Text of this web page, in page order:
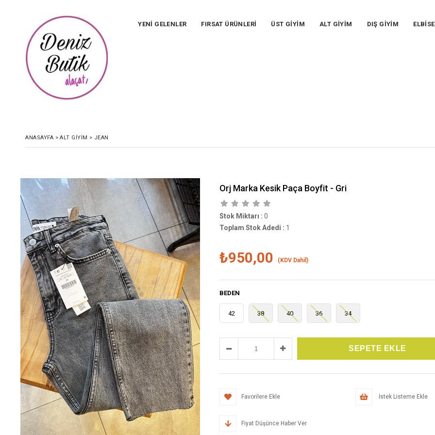
YENİ GELENLER FIRSAT ÜRÜNLERİ ÜST GİYİM ALT GİYİM DIŞ GİYİM ELBİSE
ANASAYFA > ALT GİYİM > JEAN
Orj Marka Kesik Paça Boyfit - Gri
Stok Miktarı : 0
Toplam Stok Adedi : 1
₺950,00 (KDV Dahil)
BEDEN
42 38 40 36 34
Favorilere Ekle İstek Listeme Ekle
Fiyat Düşünce Haber Ver